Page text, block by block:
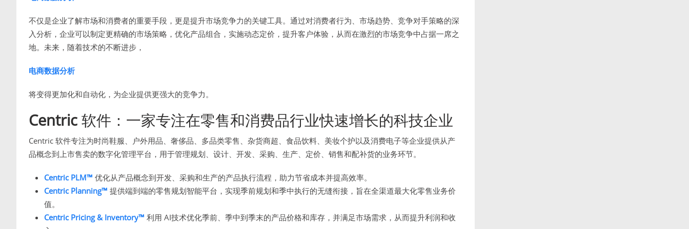
不仅是企业了解市场和消费者的重要手段，更是提升市场竞争力的关键工具。通过对消费者行为、市场趋势、竞争对手策略的深
入分析，企业可以制定更精确的市场策略，优化产品组合，实施动态定价，提升客户体验，从而在激烈的市场竞争中占据一席之
地。未来，随着技术的不断进步，
电商数据分析
将变得更加化和自动化，为企业提供更强大的竞争力。
Centric 软件：一家专注在零售和消费品行业快速增长的科技企业
Centric 软件专注为时尚鞋服、户外用品、奢侈品、多品类零售、杂货商超、食品饮料、美妆个护以及消费电子等企业提供从产
品概念到上市售卖的数字化管理平台，用于管理规划、设计、开发、采购、生产、定价、销售和配补货的业务环节。
Centric PLM™ 优化从产品概念到开发、采购和生产的产品执行流程，助力节省成本并提高效率。
Centric Planning™ 提供端到端的零售规划智能平台，实现季前规划和季中执行的无缝衔接，旨在全渠道最大化零售业务价
值。
Centric Pricing & Inventory™ 利用 AI技术优化季前、季中到季末的产品价格和库存，并满足市场需求，从而提升利润和收